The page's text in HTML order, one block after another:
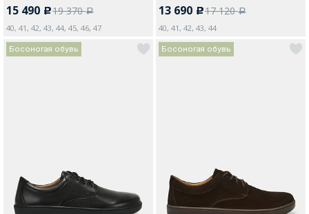
15 490 c19 370a
40, 41, 42, 43, 44, 45, 46, 47
13 690 c17 120a
40, 41, 42, 43, 44
Босоногая обувь Босоногая обувь